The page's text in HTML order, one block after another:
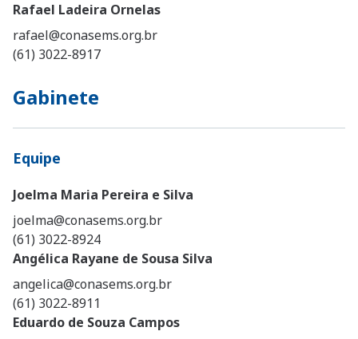
Rafael Ladeira Ornelas
rafael@conasems.org.br
(61) 3022-8917
Gabinete
Equipe
Joelma Maria Pereira e Silva
joelma@conasems.org.br
(61) 3022-8924
Angélica Rayane de Sousa Silva
angelica@conasems.org.br
(61) 3022-8911
Eduardo de Souza Campos